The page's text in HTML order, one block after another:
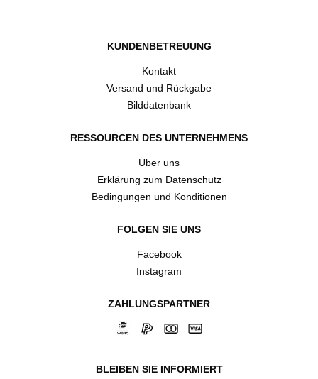
KUNDENBETREUUNG
Kontakt
Versand und Rückgabe
Bilddatenbank
RESSOURCEN DES UNTERNEHMENS
Über uns
Erklärung zum Datenschutz
Bedingungen und Konditionen
FOLGEN SIE UNS
Facebook
Instagram
ZAHLUNGSPARTNER
BLEIBEN SIE INFORMIERT